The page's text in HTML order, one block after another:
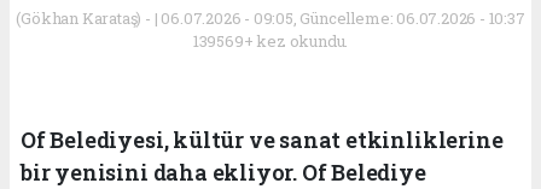
(Gökhan Karataş) - | 06.07.2026 - 09:05, Güncelleme: 06.07.2026 - 10:37
139569+ kez okundu.
Of Belediyesi, kültür ve sanat etkinliklerine
bir yenisini daha ekliyor. Of Belediye